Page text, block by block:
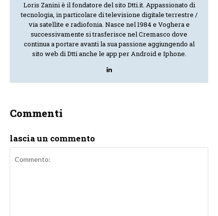
Loris Zanini è il fondatore del sito Dtti.it. Appassionato di
tecnologia, in particolare di televisione digitale terrestre /
via satellite e radiofonia. Nasce nel 1984 e Voghera e
successivamente si trasferisce nel Cremasco dove
continua a portare avanti la sua passione aggiungendo al
sito web di Dtti anche le app per Android e Iphone.
Commenti
lascia un commento